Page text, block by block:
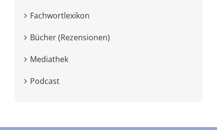
Fachwortlexikon
Bücher (Rezensionen)
Mediathek
Podcast